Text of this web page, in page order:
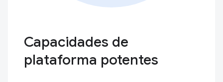
Capacidades de
plataforma potentes